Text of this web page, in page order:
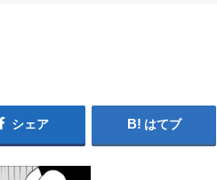
シェア はてブ